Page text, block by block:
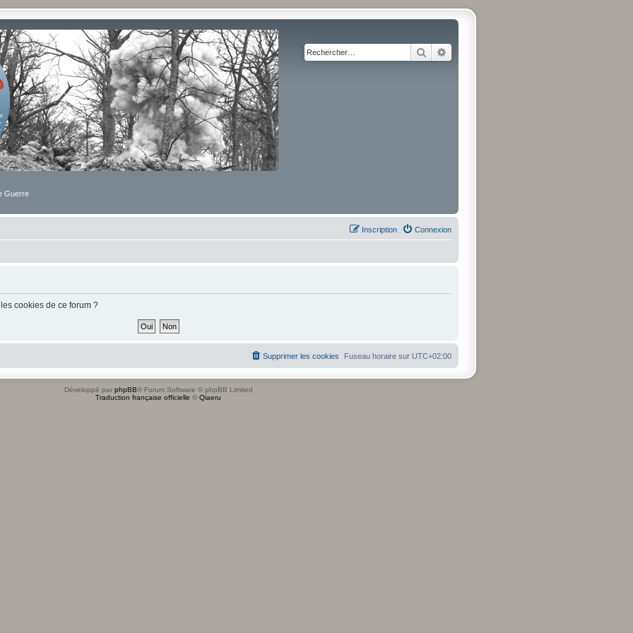
Guerre
Rechercher
Connexion
Inscription
cookies de ce forum ?
Fuseau horaire sur UTC+02:00
Supprimer les cookies
Développé par phpBB® Forum Software © phpBB Limited
Traduction française officielle © Qiaeru